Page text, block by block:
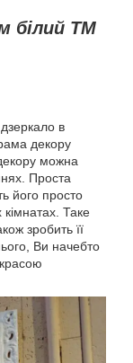
білий ТМ
в
декору
можна
Проста
його просто
Таке
зробить її
Ви начебто